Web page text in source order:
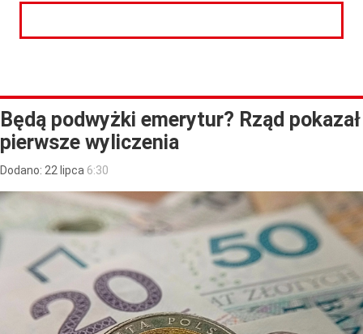
Będą podwyżki emerytur? Rząd pokazał
pierwsze wyliczenia
Dodano: 22 lipca 6:30